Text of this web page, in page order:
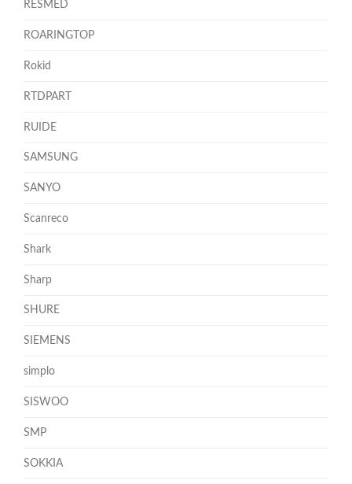
RESMED
ROARINGTOP
Rokid
RTDPART
RUIDE
SAMSUNG
SANYO
Scanreco
Shark
Sharp
SHURE
SIEMENS
simplo
SISWOO
SMP
SOKKIA